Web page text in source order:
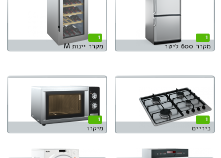
1
מקרר 600 ליטר
1
מקרר יינות M
1
כיריים
1
מיקרו